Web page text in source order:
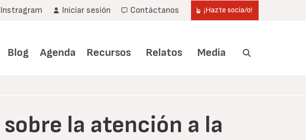
Instragram Iniciar sesión Contáctanos ¡Hazte socia/o!
Blog Agenda Recursos Relatos Media
la atención a la